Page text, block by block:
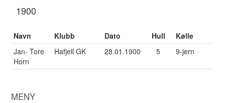
1900
Navn Klubb Dato Hull
Kølle
Jan- Tore
Horn
Hafjell GK 28.01.1900 5 9-jern
MENY